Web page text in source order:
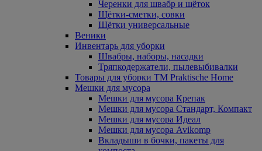
Черенки для швабр и щёток
Щётки-сметки, совки
Щётки универсальные
Веники
Инвентарь для уборки
Швабры, наборы, насадки
Тряпкодержатели, пылевыбивалки
Товары для уборки ТМ Praktische Home
Мешки для мусора
Мешки для мусора Крепак
Мешки для мусора Стандарт, Компакт
Мешки для мусора Идеал
Мешки для мусора Avikomp
Вкладыши в бочки, пакеты для